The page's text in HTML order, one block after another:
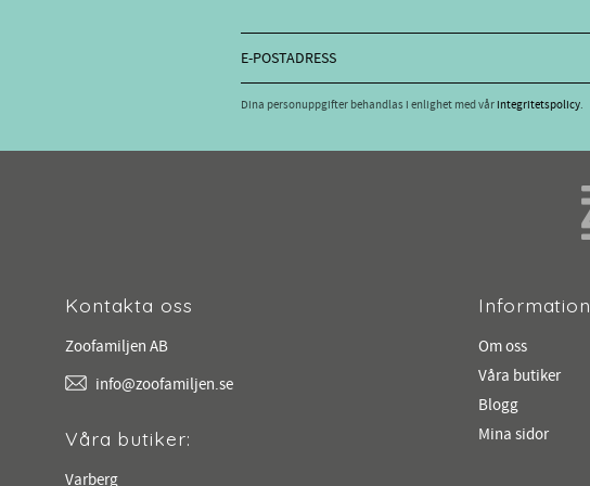
Dina personuppgifter behandlas i enlighet med vårintegritetspolicy.
Kontakta oss
Zoofamiljen AB
info@zoofamiljen.se
Våra butiker:
Varberg
Information
Om oss
Våra butiker
Blogg
Mina sidor